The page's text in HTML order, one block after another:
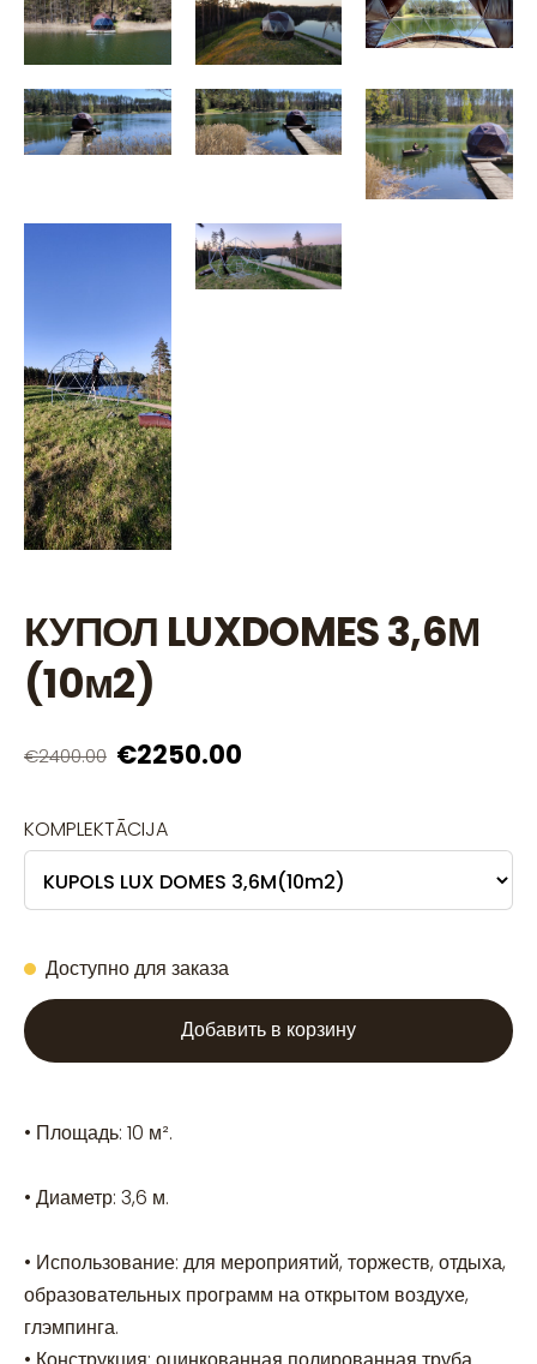
КУПОЛ LUXDOMES 3,6М
(10м2)
€2400.00 €2250.00
KOMPLEKTĀCIJA
Доступно для заказа
Добавить в корзину
• Площадь: 10 м².
• Диаметр: 3,6 м.
• Использование: для мероприятий, торжеств, отдыха,
образовательных программ на открытом воздухе,
глэмпинга.